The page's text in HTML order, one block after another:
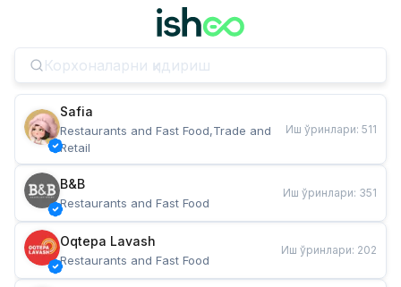
Safia
Restaurants and Fast Food,Trade and
Retail
Иш ўринлари: 511
B&B
Restaurants and Fast Food
Иш ўринлари: 351
Oqtepa Lavash
Restaurants and Fast Food
Иш ўринлари: 202